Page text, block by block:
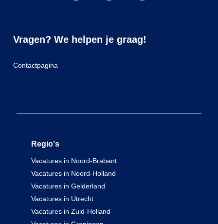
Vragen? We helpen je graag!
Contactpagina
Regio's
Vacatures in Noord-Brabant
Vacatures in Noord-Holland
Vacatures in Gelderland
Vacatures in Utrecht
Vacatures in Zuid-Holland